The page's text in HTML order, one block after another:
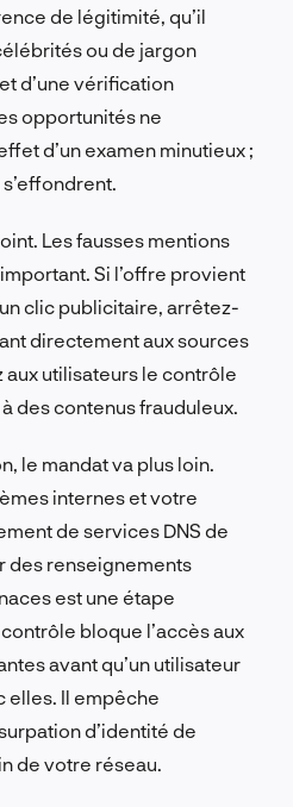
de légitimité, qu’il
ou de jargon
d’une vérification
opportunités ne
d’un examen minutieux ;
Les fausses mentions
Si l’offre provient
clic publicitaire, arrêtez-
directement aux sources
utilisateurs le contrôle
des contenus frauduleux.
le mandat va plus loin.
internes et votre
de services DNS de
des renseignements
est une étape
bloque l’accès aux
avant qu’un utilisateur
elles. Il empêche
d’identité de
de votre réseau.